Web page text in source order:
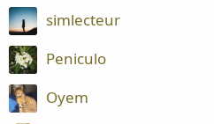
simlecteur
Peniculo
Oyem